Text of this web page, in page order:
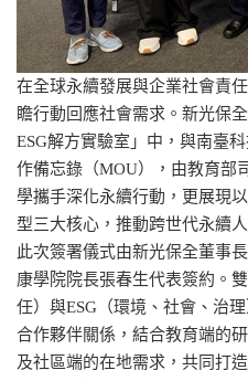
在全球永續發展與企業社會責
瞻行動回應社會需求。新光保全
ESG解方實驗室」中，與南臺
作備忘錄（MOU），由教育部
學攜手深化永續行動，更展現
型三大核心，推動跨世代永續
此次簽署儀式由新光保全董事
康學院院長張春生代表簽約。
任）與ESG（環境、社會、治
合作夥伴關係，結合教育端的
及社區端的在地需求，共同打